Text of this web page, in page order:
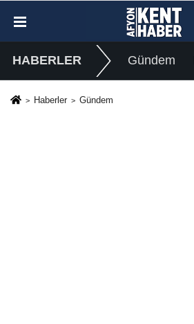
HABERLER Gündem
Haberler Gündem